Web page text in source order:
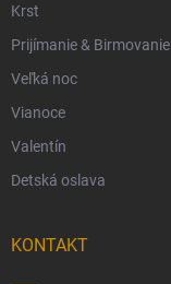
Krst
Prijímanie & Birmovanie
Veľká noc
Vianoce
Valentín
Detská oslava
KONTAKT